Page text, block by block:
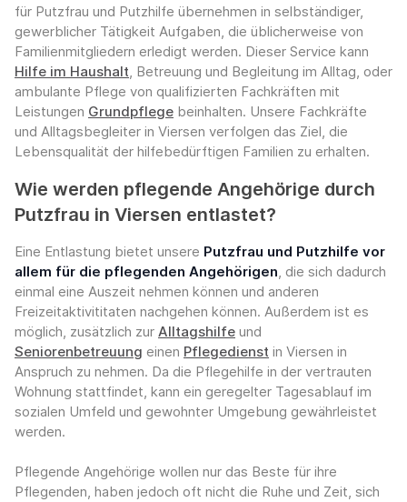
für Putzfrau und Putzhilfe übernehmen in selbständiger,
gewerblicher Tätigkeit Aufgaben, die üblicherweise von
Familienmitgliedern erledigt werden. Dieser Service kann
Hilfe im Haushalt, Betreuung und Begleitung im Alltag, oder
ambulante Pflege von qualifizierten Fachkräften mit
Leistungen Grundpflege beinhalten. Unsere Fachkräfte
und Alltagsbegleiter in Viersen verfolgen das Ziel, die
Lebensqualität der hilfebedürftigen Familien zu erhalten.
Wie werden pflegende Angehörige durch
Putzfrau in Viersen entlastet?
Eine Entlastung bietet unsere Putzfrau und Putzhilfe vor
allem für die pflegenden Angehörigen, die sich dadurch
einmal eine Auszeit nehmen können und anderen
Freizeitaktivititaten nachgehen können. Außerdem ist es
möglich, zusätzlich zur Alltagshilfe und
Seniorenbetreuung einen Pflegedienst in Viersen in
Anspruch zu nehmen. Da die Pflegehilfe in der vertrauten
Wohnung stattfindet, kann ein geregelter Tagesablauf im
sozialen Umfeld und gewohnter Umgebung gewährleistet
werden.
Pflegende Angehörige wollen nur das Beste für ihre
Pflegenden, haben jedoch oft nicht die Ruhe und Zeit, sich